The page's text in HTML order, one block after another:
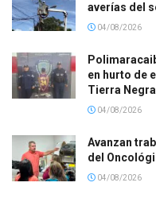
averías del
04/08/2026
en hurto de
Tierra Negra
04/08/2026
Avanzan
del
04/08/2026